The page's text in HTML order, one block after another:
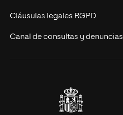
UNIR Revista
Eventos
Cláusulas legales RGPD
Canal de consultas y denuncias